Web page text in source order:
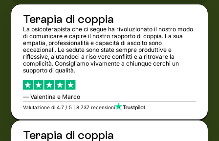
Terapia di coppia
La psicoterapista che ci segue ha rivoluzionato il nostro modo
di comunicare e capire il nostro rapporto di coppia. La sua
empatia, professionalità e capacità di ascolto sono
eccezionali. Le sedute sono state sempre produttive e
riflessive, aiutandoci a risolvere conflitti e a ritrovare la
complicità. Consigliamo vivamente a chiunque cerchi un
supporto di qualità.
— Valentina e Marco
Valutazione di 4.7 / 5 | 8.737 recensioni
Terapia di coppia